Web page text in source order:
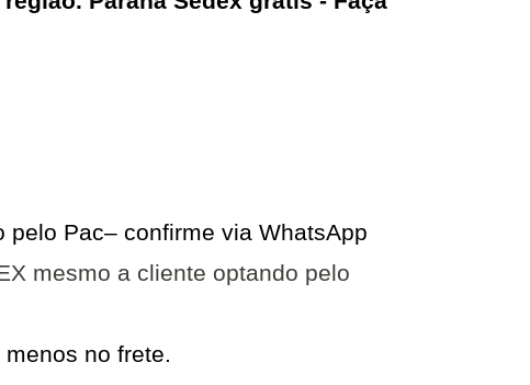
Pac– confirme via WhatsApp
mesmo a cliente optando pelo
no frete.